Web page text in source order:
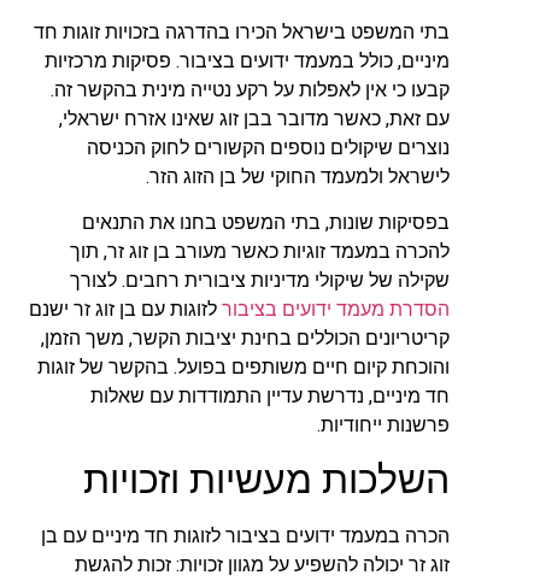
בתי המשפט בישראל הכירו בהדרגה בזכויות זוגות חד
מיניים, כולל במעמד ידועים בציבור. פסיקות מרכזיות
קבעו כי אין לאפלות על רקע נטייה מינית בהקשר זה.
עם זאת, כאשר מדובר בבן זוג שאינו אזרח ישראלי,
נוצרים שיקולים נוספים הקשורים לחוק הכניסה
לישראל ולמעמד החוקי של בן הזוג הזר.
בפסיקות שונות, בתי המשפט בחנו את התנאים
להכרה במעמד זוגיות כאשר מעורב בן זוג זר, תוך
שקילה של שיקולי מדיניות ציבורית רחבים. לצורך
הסדרת מעמד ידועים בציבור לזוגות עם בן זוג זר ישנם
קריטריונים הכוללים בחינת יציבות הקשר, משך הזמן,
והוכחת קיום חיים משותפים בפועל. בהקשר של זוגות
חד מיניים, נדרשת עדיין התמודדות עם שאלות
פרשנות ייחודיות.
השלכות מעשיות וזכויות
הכרה במעמד ידועים בציבור לזוגות חד מיניים עם בן
זוג זר יכולה להשפיע על מגוון זכויות: זכות להגשת